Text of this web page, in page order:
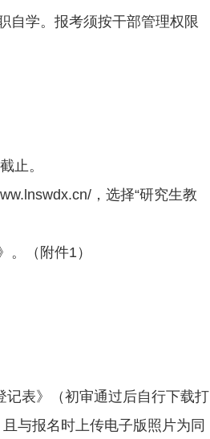
自学。报考须按干部管理权限
止。
，选择“研究生教
。（附件1）
表》（初审通过后自行下载打
与报名时上传电子版照片为同